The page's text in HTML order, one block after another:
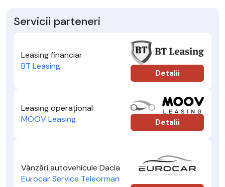
Servicii parteneri
Leasing financiar
BT Leasing
Detalii
Leasing operațional
MOOV Leasing
Detalii
Vânzări autovehicule Dacia
Eurocar Service Teleorman